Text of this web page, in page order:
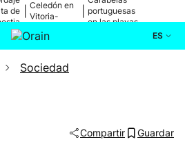
de
Celedón en
Vitoria-
portuguesas
en las playas
ES
Actualidad
Sociedad
Compartir Guardar